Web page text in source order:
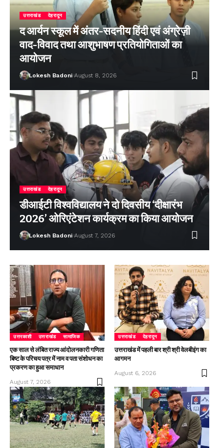
उत्तराखंड देहरादून
द आर्यन स्कूल में अंतर-सदनीय हिंदी एवं अंग्रेज़ी
वाद-विवाद तथा आशुभाषण प्रतियोगिताओं का
आयोजन
Lokesh Badoni August 8, 2026
उत्तराखंड देहरादून
डीआईटी विश्वविद्यालय ने दो दिवसीय ‘दीक्षारंभ
2026’ ओरिएंटेशन कार्यक्रम का किया आयोजन
Lokesh Badoni August 7, 2026
उत्तरकाशी उत्तराखंड सामाजिक
एक साल से लंबित राज्य आंदोलनकारी गणिता
बिष्ट के परिचय पत्र में नाम व पता संशोधन का
प्रकरण का हुआ समाधान
August 7, 2026
उत्तराखंड देहरादून
उत्तराखंड में पहली बार श्री श्री वेलबीइंग का
आगमन
August 6, 2026